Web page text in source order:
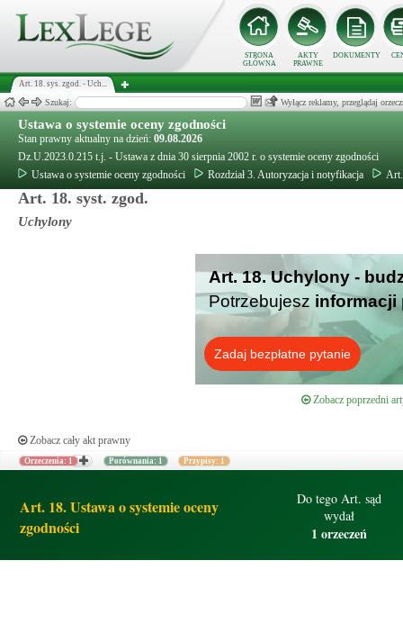
STRONA
GŁÓWNA
AKTY
PRAWNE
DOKUMENTY
Art. 18. sys. zgod. - Uch...
Szukaj: Wyłącz reklamy, przeglądaj
Ustawa o systemie oceny zgodności
Stan prawny aktualny na dzień: 09.08.2026
Dz.U.2023.0.215 t.j. - Ustawa z dnia 30 sierpnia 2002 r. o systemie oceny zgodności
Ustawa o systemie oceny zgodności
Rozdział 3. Autoryzacja i notyfikacja Art.
Art. 18. syst. zgod.
Uchylony
Art. 18. Uchylony -
Potrzebujesz informacji
Zadaj bezpłatne pytanie
Zobacz poprzedni
Zobacz cały akt prawny
Orzeczenia: 1 Porównania: 1 Przypisy: 1
Art. 18. Ustawa o systemie oceny
zgodności
Do tego Art. sąd
wydał
1 orzeczeń